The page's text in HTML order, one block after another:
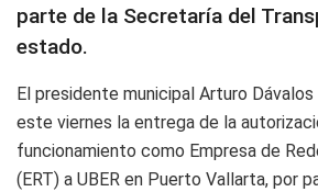
parte de la Secretaría del
estado.
El presidente municipal Arturo
este viernes la entrega de la
funcionamiento como Empresa de
(ERT) a UBER en Puerto Vallarta, por